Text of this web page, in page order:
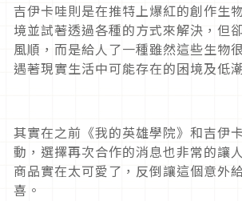
吉伊卡哇則是在推特上爆紅的創作生
境並試著透過各種的方式來解決，但
風順，而是給人了一種雖然這些生物
遇著現實生活中可能存在的困境及低
其實在之前《我的英雄學院》和吉伊
動，選擇再次合作的消息也非常的讓
商品實在太可愛了，反倒讓這個意外
喜。